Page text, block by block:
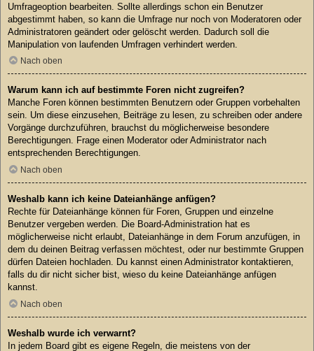
Umfrageoption bearbeiten. Sollte allerdings schon ein Benutzer
abgestimmt haben, so kann die Umfrage nur noch von Moderatoren oder
Administratoren geändert oder gelöscht werden. Dadurch soll die
Manipulation von laufenden Umfragen verhindert werden.
Nach oben
Warum kann ich auf bestimmte Foren nicht zugreifen?
Manche Foren können bestimmten Benutzern oder Gruppen vorbehalten
sein. Um diese einzusehen, Beiträge zu lesen, zu schreiben oder andere
Vorgänge durchzuführen, brauchst du möglicherweise besondere
Berechtigungen. Frage einen Moderator oder Administrator nach
entsprechenden Berechtigungen.
Nach oben
Weshalb kann ich keine Dateianhänge anfügen?
Rechte für Dateianhänge können für Foren, Gruppen und einzelne
Benutzer vergeben werden. Die Board-Administration hat es
möglicherweise nicht erlaubt, Dateianhänge in dem Forum anzufügen, in
dem du deinen Beitrag verfassen möchtest, oder nur bestimmte Gruppen
dürfen Dateien hochladen. Du kannst einen Administrator kontaktieren,
falls du dir nicht sicher bist, wieso du keine Dateianhänge anfügen
kannst.
Nach oben
Weshalb wurde ich verwarnt?
In jedem Board gibt es eigene Regeln, die meistens von der